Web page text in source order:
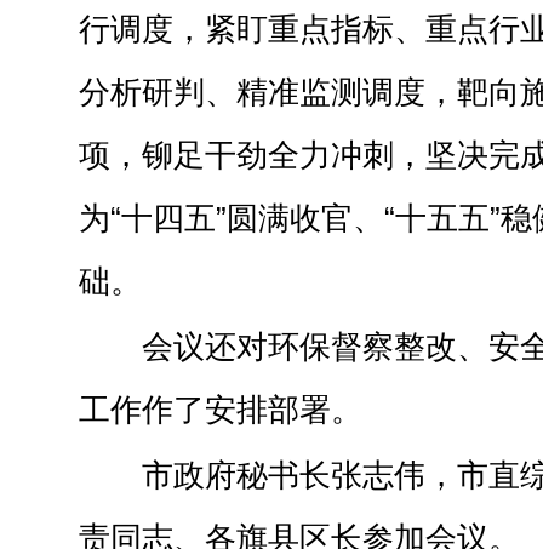
行调度，紧盯重点指标、重点行
分析研判、精准监测调度，靶向
项，铆足干劲全力冲刺，坚决完
为“十四五”圆满收官、“十五五”
础。
会议还对环保督察整改、安
工作作了安排部署。
市政府秘书长张志伟，市直
责同志、各旗县区长参加会议。